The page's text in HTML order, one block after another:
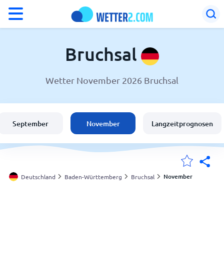
Wetter in Bruchsal
Schweiz
Österreich
Bruchsal
Wetter November 2026 Bruchsal
September November Langzeitprognosen
Deutschland Baden-Württemberg Bruchsal November